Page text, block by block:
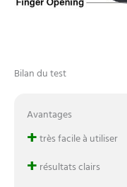
Bilan du test
Avantages
+très facile à utiliser
+ résultats clairs